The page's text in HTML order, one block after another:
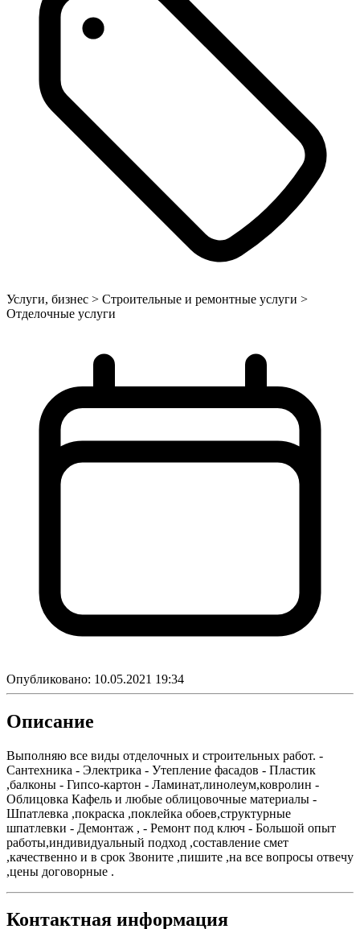
Услуги, бизнес > Строительные и ремонтные услуги >
Отделочные услуги
Опубликовано: 10.05.2021 19:34
Описание
Выполняю все виды отделочных и строительных работ. -
Сантехника - Электрика - Утепление фасадов - Пластик
,балконы - Гипсо-картон - Ламинат,линолеум,ковролин -
Облицовка Кафель и любые облицовочные материалы -
Шпатлевка ,покраска ,поклейка обоев,структурные
шпатлевки - Демонтаж , - Ремонт под ключ - Большой опыт
работы,индивидуальный подход ,составление смет
,качественно и в срок Звоните ,пишите ,на все вопросы отвечу
,цены договорные .
Контактная информация